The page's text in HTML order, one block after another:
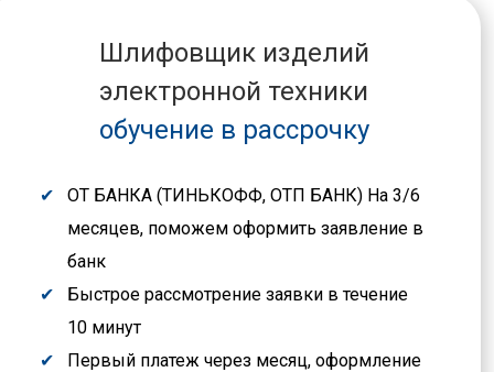
Шлифовщик изделий
электронной техники
обучение в рассрочку
ОТ БАНКА (ТИНЬКОФФ, ОТП БАНК) На 3/6
месяцев, поможем оформить заявление в
банк
Быстрое рассмотрение заявки в течение
10 минут
Первый платеж через месяц, оформление